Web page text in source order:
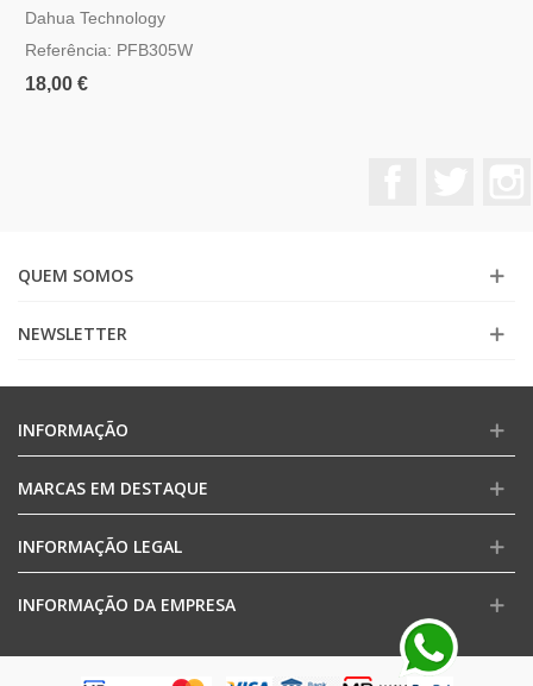
Parede Para Camaras Speed
Dahua Technology
Referência: PFB305W
18,00 €
QUEM SOMOS
NEWSLETTER
INFORMAÇÃO
MARCAS EM DESTAQUE
INFORMAÇÃO LEGAL
INFORMAÇÃO DA EMPRESA